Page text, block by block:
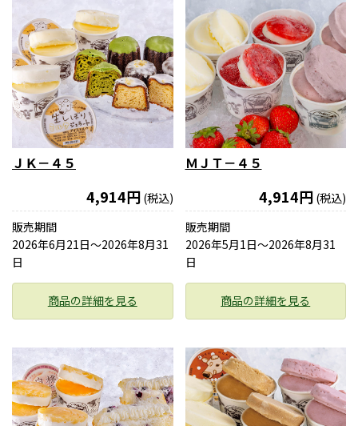
ＪＫ－４５
4,914円 (税込)
販売期間
2026年6月21日〜2026年8月31
日
商品の詳細を見る
ＭＪＴ－４５
4,914円 (税込)
販売期間
2026年5月1日〜2026年8月31
日
商品の詳細を見る